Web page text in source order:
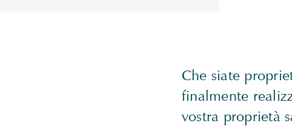
Che siate
finalmente
vostra proprietà